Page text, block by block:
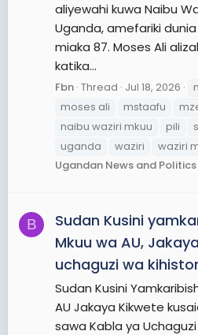
aliyewahi kuwa Naibu
Uganda, amefariki
miaka 87. Moses Ali
katika...
Fbn Thread Jul 18, 2026
moses ali
mstaafu
naibu waziri mkuu
pili
uganda
waziri waziri
Ugandan News and Politics
B
Sudan Kusini
Mkuu wa AU,
uchaguzi wa
Sudan Kusini
AU Jakaya Kikwete
sawa Kabla ya